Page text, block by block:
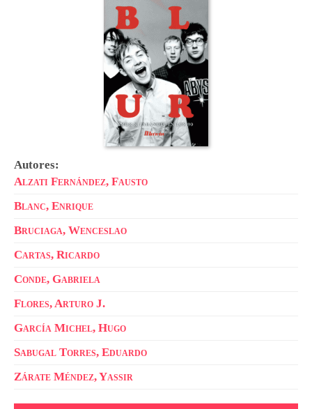
Autores:
Alzati Fernández, Fausto
Blanc, Enrique
Bruciaga, Wenceslao
Cartas, Ricardo
Conde, Gabriela
Flores, Arturo J.
García Michel, Hugo
Sabugal Torres, Eduardo
Zárate Méndez, Yassir